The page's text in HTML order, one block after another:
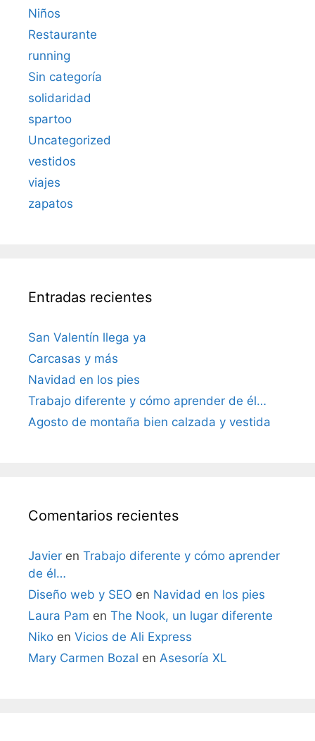
Niños
Restaurante
running
Sin categoría
solidaridad
spartoo
Uncategorized
vestidos
viajes
zapatos
Entradas recientes
San Valentín llega ya
Carcasas y más
Navidad en los pies
Trabajo diferente y cómo aprender de él…
Agosto de montaña bien calzada y vestida
Comentarios recientes
Javier en Trabajo diferente y cómo aprender
de él…
Diseño web y SEO en Navidad en los pies
Laura Pam en The Nook, un lugar diferente
Niko en Vicios de Ali Express
Mary Carmen Bozal en Asesoría XL